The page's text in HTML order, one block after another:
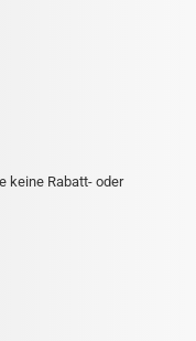
keine Rabatt- oder